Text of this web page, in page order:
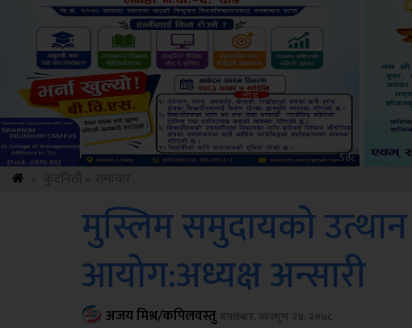
ksbus
मुस्लिम समुदायको
आयोग:अध्यक्ष अन्सारी
अजय मिश्र/कपिलवस्तुमंगलबार, फाल्गुण २४, २०७८